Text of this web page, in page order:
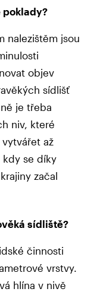
nalezištěm jsou
objev
sídlišť
je třeba
niv, které
až
se díky
začal
sídliště?
činnosti
vrstvy.
hlína v nivě